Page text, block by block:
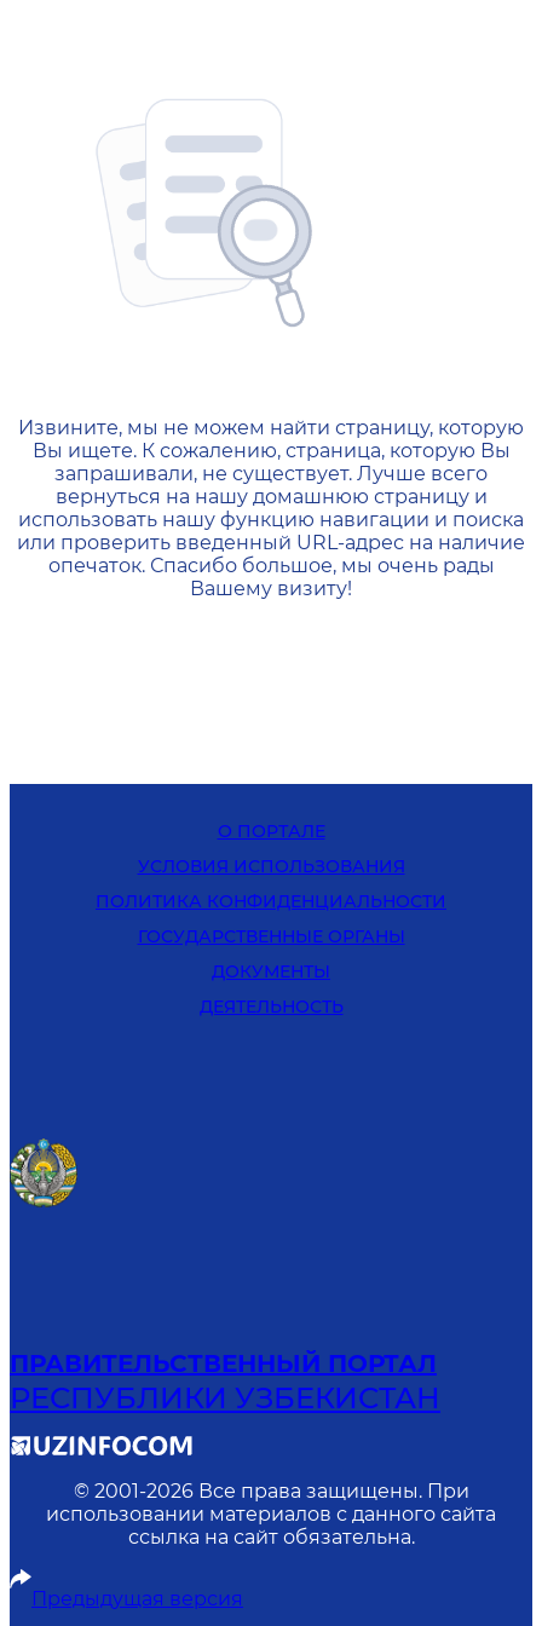
404 — Страница не
Извините, мы не можем найти страницу, которую
Вы ищете. К сожалению, страница, которую Вы
запрашивали, не существует. Лучше всего
вернуться на нашу домашнюю страницу и
использовать нашу функцию навигации и поиска
или проверить введенный URL-адрес на наличие
опечаток. Спасибо большое, мы очень рады
Вашему визиту!
О ПОРТАЛЕ
УСЛОВИЯ ИСПОЛЬЗОВАНИЯ
ПОЛИТИКА КОНФИДЕНЦИАЛЬНОСТИ
ГОСУДАРСТВЕННЫЕ ОРГАНЫ
ДОКУМЕНТЫ
ДЕЯТЕЛЬНОСТЬ
ПРАВИТЕЛЬСТВЕННЫЙ ПОРТАЛ
РЕСПУБЛИКИ УЗБЕКИСТАН
© 2001-2026 Все права защищены. При
использовании материалов с данного сайта
ссылка на сайт обязательна.
Предыдущая версия